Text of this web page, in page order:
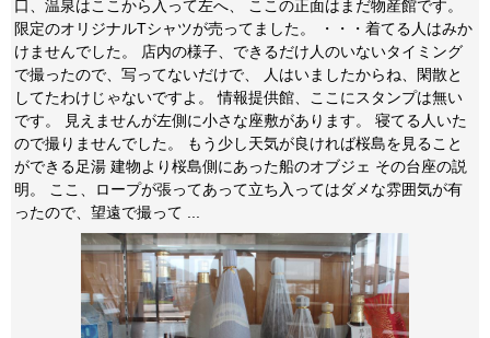
口、温泉はここから入って左へ、 ここの正面はまだ物産館です。
限定のオリジナルTシャツが売ってました。 ・・・着てる人はみか
けませんでした。 店内の様子、できるだけ人のいないタイミング
で撮ったので、写ってないだけで、 人はいましたからね、閑散と
してたわけじゃないですよ。 情報提供館、ここにスタンプは無い
です。 見えませんが左側に小さな座敷があります。 寝てる人いた
ので撮りませんでした。 もう少し天気が良ければ桜島を見ること
ができる足湯 建物より桜島側にあった船のオブジェ その台座の説
明。 ここ、ロープが張ってあって立ち入ってはダメな雰囲気が有
ったので、望遠で撮って ...